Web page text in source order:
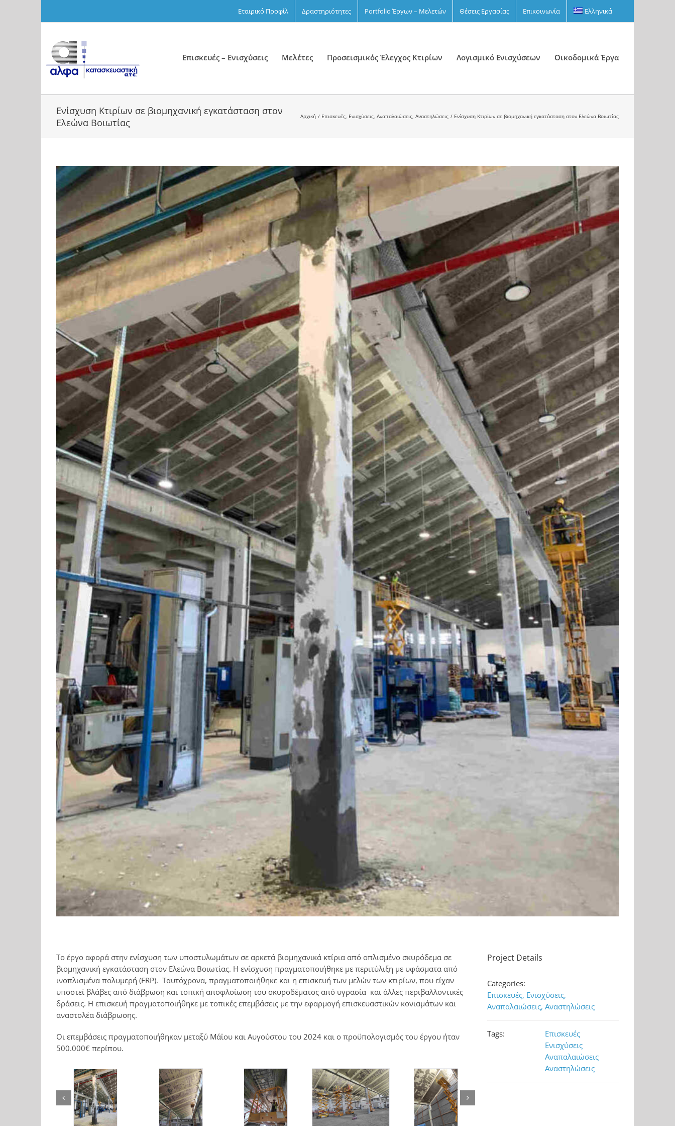
Εταιρικό Προφίλ Δραστηριότητες Portfolio Έργων – Μελετών Θέσεις Εργασίας Επικοινωνία Ελληνικά
Επισκευές – Ενισχύσεις Μελέτες Προσεισμικός Έλεγχος Κτιρίων Λογισμικό Ενισχύσεων Οικοδομικά Έργα
Ενίσχυση Κτιρίων σε βιομηχανική εγκατάσταση στον
Ελεώνα Βοιωτίας
Αρχική Επισκευές, Ενισχύσεις, Αναπαλαιώσεις, Αναστηλώσεις Ενίσχυση Κτιρίων σε βιομηχανική εγκατάσταση στον Ελεώνα Βοιωτίας
Το έργο αφορά στην ενίσχυση των υποστυλωμάτων σε αρκετά βιομηχανικά κτίρια από οπλισμένο σκυρόδεμα σε
βιομηχανική εγκατάσταση στον Ελεώνα Βοιωτίας. Η ενίσχυση πραγματοποιήθηκε με περιτύλιξη με υφάσματα από
ινοπλισμένα πολυμερή (FRP). Ταυτόχρονα, πραγματοποιήθηκε και η επισκευή των μελών των κτιρίων, που είχαν
υποστεί βλάβες από διάβρωση και τοπική αποφλοίωση του σκυροδέματος από υγρασία και άλλες περιβαλλοντικές
δράσεις. Η επισκευή πραγματοποιήθηκε με τοπικές επεμβάσεις με την εφαρμογή επισκευαστικών κονιαμάτων και
αναστολέα διάβρωσης.
Οι επεμβάσεις πραγματοποιήθηκαν μεταξύ Μάϊου και Αυγούστου του 2024 και ο προϋπολογισμός του έργου ήταν
500.000€ περίπου.
Project Details
Categories:
Επισκευές, Ενισχύσεις,
Αναπαλαιώσεις, Αναστηλώσεις
Tags:
Επισκευές
Ενισχύσεις
Αναπαλαιώσεις
Αναστηλώσεις